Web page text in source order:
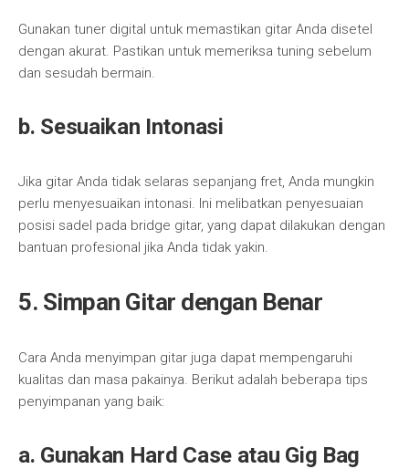
Gunakan tuner digital untuk memastikan gitar Anda disetel
dengan akurat. Pastikan untuk memeriksa tuning sebelum
dan sesudah bermain.
b. Sesuaikan Intonasi
Jika gitar Anda tidak selaras sepanjang fret, Anda mungkin
perlu menyesuaikan intonasi. Ini melibatkan penyesuaian
posisi sadel pada bridge gitar, yang dapat dilakukan dengan
bantuan profesional jika Anda tidak yakin.
5. Simpan Gitar dengan Benar
Cara Anda menyimpan gitar juga dapat mempengaruhi
kualitas dan masa pakainya. Berikut adalah beberapa tips
penyimpanan yang baik:
a. Gunakan Hard Case atau Gig Bag